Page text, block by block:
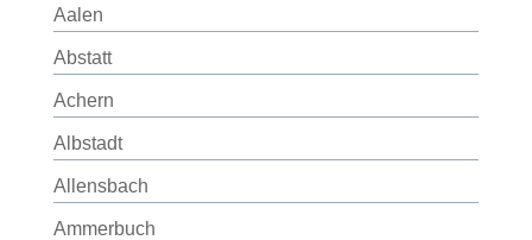
Aalen
Abstatt
Achern
Albstadt
Allensbach
Ammerbuch